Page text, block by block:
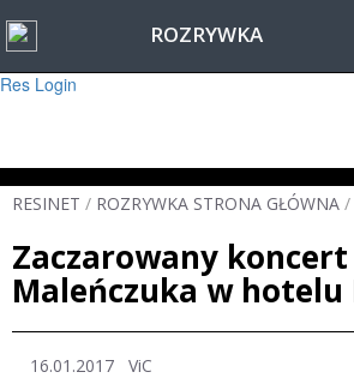
Warning
: session_start(): Failed to read
Res Login
ROZRYWKA
RESINET / ROZRYWKA STRONA GŁÓWNA /
Zaczarowany koncert
Maleńczuka w
16.01.2017 ViC